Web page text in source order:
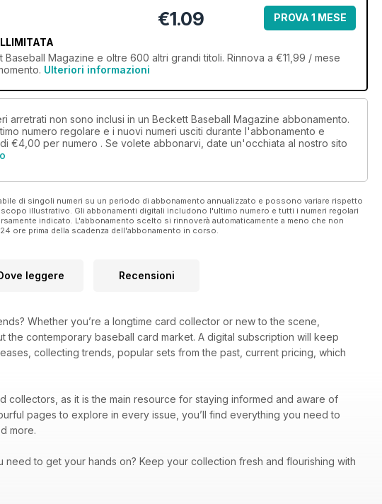
€1.09 PROVA 1 MESE
Baseball Magazine e oltre 600 altri grandi titoli. Rinnova a €11,99 / mese
Ulteriori informazioni
arretrati non sono inclusi in un Beckett Baseball Magazine abbonamento.
numero regolare e i nuovi numeri usciti durante l'abbonamento e
€4,00 per numero . Se volete abbonarvi, date un'occhiata al nostro sito
di singoli numeri su un periodo di abbonamento annualizzato e possono variare rispetto
illustrativo. Gli abbonamenti digitali includono l'ultimo numero e tutti i numeri regolari
indicato. L'abbonamento scelto si rinnoverà automaticamente a meno che non
ore prima della scadenza dell'abbonamento in corso.
leggere Recensioni
Whether you’re a longtime card collector or new to the scene,
contemporary baseball card market. A digital subscription will keep
collecting trends, popular sets from the past, current pricing, which
as it is the main resource for staying informed and aware of
pages to explore in every issue, you’ll find everything you need to
more.
to get your hands on? Keep your collection fresh and flourishing with